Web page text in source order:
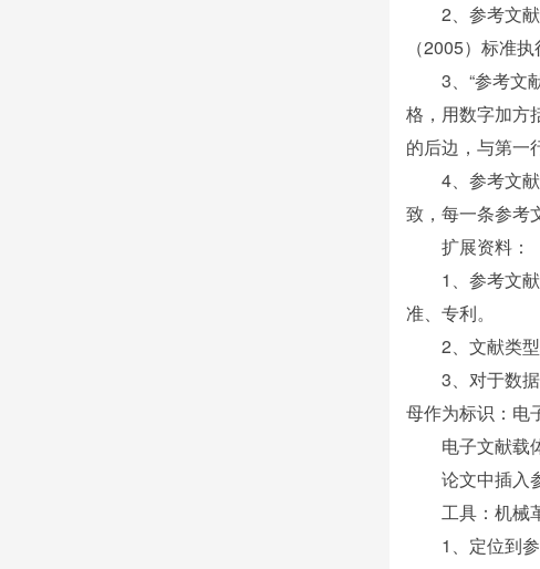
2、参考文
（2005）标准
3、“参考文
格，用数字加方
的后边，与第一
4、参考文
致，每一条参考
扩展资料：
1、参考文
准、专利。
2、文献类
3、对于数
母作为标识：电
电子文献载
论文中插入
工具：机械
1、定位到